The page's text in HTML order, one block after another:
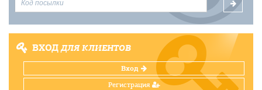
ВХОДДЛЯ КЛИЕНТОВ
Вход
Регистрация